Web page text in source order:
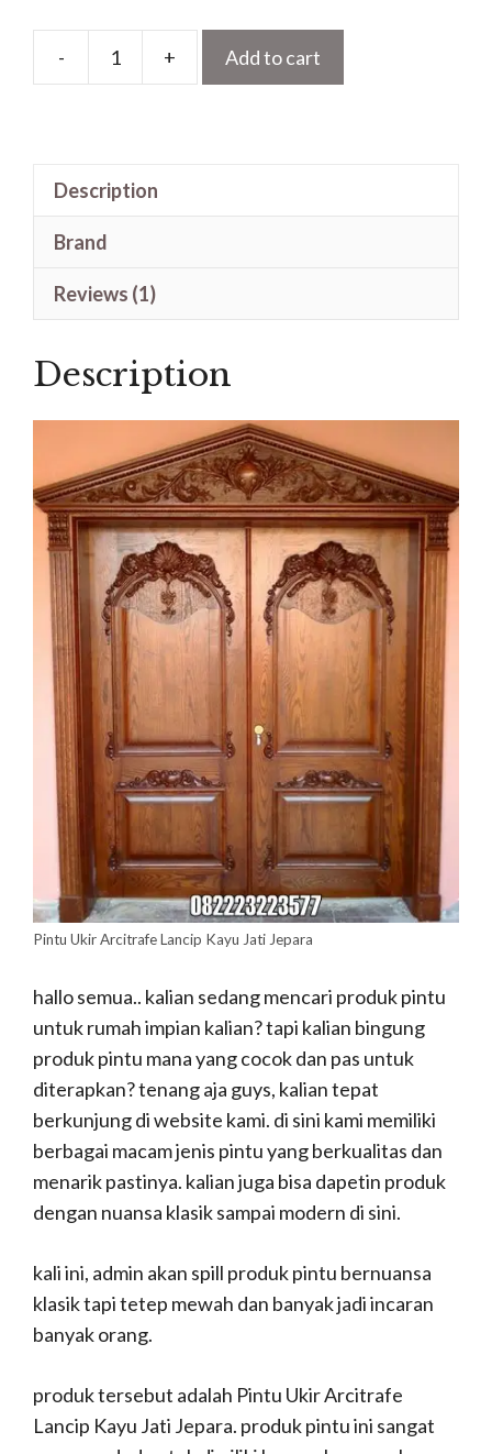
-
Pintu
+ Add to cart
Description
Brand
Reviews (1)
Description
Pintu Ukir Arcitrafe Lancip Kayu Jati Jepara
hallo semua.. kalian sedang mencari produk pintu
untuk rumah impian kalian? tapi kalian bingung
produk pintu mana yang cocok dan pas untuk
diterapkan? tenang aja guys, kalian tepat
berkunjung di website kami. di sini kami memiliki
berbagai macam jenis pintu yang berkualitas dan
menarik pastinya. kalian juga bisa dapetin produk
dengan nuansa klasik sampai modern di sini.
kali ini, admin akan spill produk pintu bernuansa
klasik tapi tetep mewah dan banyak jadi incaran
banyak orang.
produk tersebut adalah Pintu Ukir Arcitrafe
Lancip Kayu Jati Jepara. produk pintu ini sangat